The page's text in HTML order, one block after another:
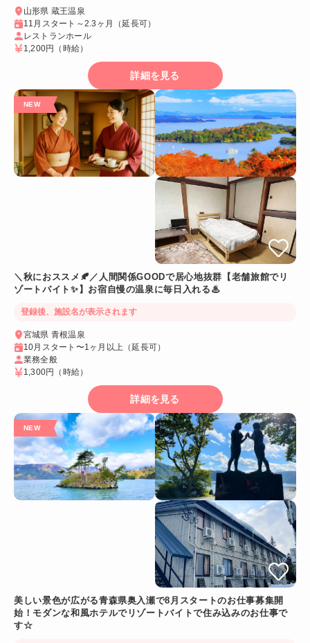
山形県 蔵王温泉
11月スタート～2.3ヶ月（延長可）
レストランホール
1,200円
（時給）
詳細を見る
＼秋におススメ🍂／人間関係GOODで居心地抜群【老舗旅館でリ
ゾートバイト✨】お宿自慢の温泉に毎日入れる♨
登録後、施設名が表示されます
宮城県 青根温泉
10月スタート〜1ヶ月以上（延長可）
業務全般
1,300円
（時給）
詳細を見る
美しい景色が広がる青森県奥入瀬で8月スタートのお仕事募集開
始！モダンな和風ホテルでリゾートバイトで住み込みのお仕事で
す☆